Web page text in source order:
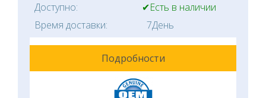
Доступно:
✔Есть в наличии
Время доставки:
7День
Подробности